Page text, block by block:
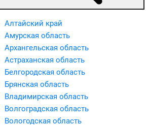
Алтайский край
Амурская область
Архангельская область
Астраханская область
Белгородская область
Брянская область
Владимирская область
Волгоградская область
Вологодская область